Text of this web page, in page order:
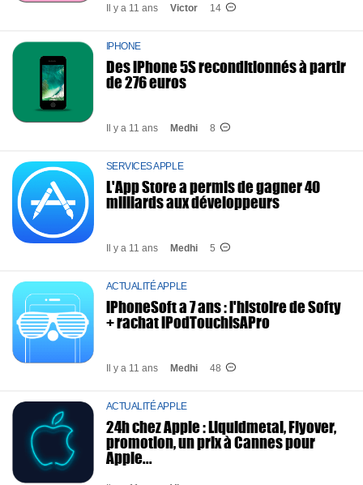
Il y a 11 ans Victor 14
IPHONE
Des iPhone 5S reconditionnés à partir
de 276 euros
Il y a 11 ans Medhi 8
SERVICES APPLE
L'App Store a permis de gagner 40
milliards aux développeurs
Il y a 11 ans Medhi 5
ACTUALITÉ APPLE
iPhoneSoft a 7 ans : l'histoire de Softy
+ rachat iPodTouchIsAPro
Il y a 11 ans Medhi 48
ACTUALITÉ APPLE
24h chez Apple : Liquidmetal, Flyover,
promotion, un prix à Cannes pour
Apple...